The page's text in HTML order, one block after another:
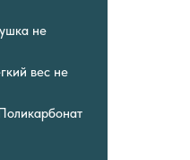
не
вес не